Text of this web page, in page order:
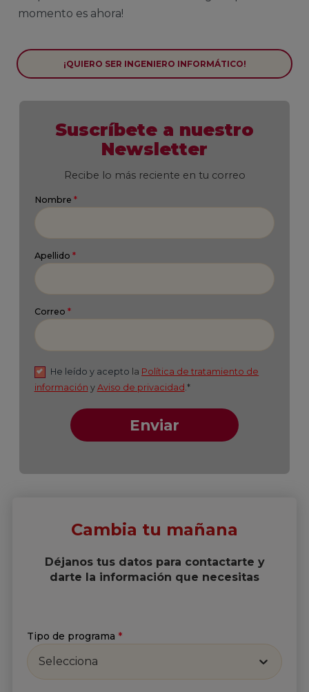
momento es ahora!
¡QUIERO SER INGENIERO INFORMÁTICO!
Suscríbete a nuestro
Recibe lo más reciente en tu correo
Nombre *
Cambia tu mañana
Déjanos tus datos para contactarte y
darte la información que necesitas
Tipo de programa *
Selecciona